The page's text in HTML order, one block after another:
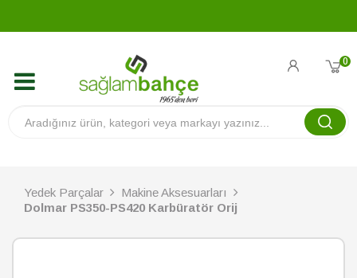
0
Yedek Parçalar
Makine Aksesuarları
Dolmar PS350-PS420 Karbüratör Orij